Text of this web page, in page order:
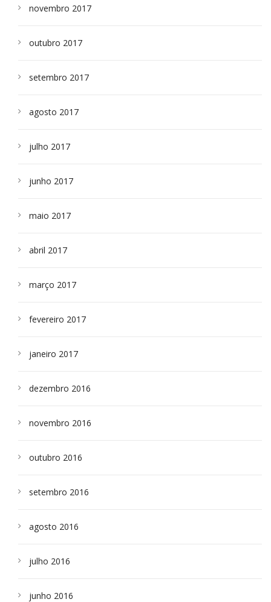
novembro 2017
outubro 2017
setembro 2017
agosto 2017
julho 2017
junho 2017
maio 2017
abril 2017
março 2017
fevereiro 2017
janeiro 2017
dezembro 2016
novembro 2016
outubro 2016
setembro 2016
agosto 2016
julho 2016
junho 2016